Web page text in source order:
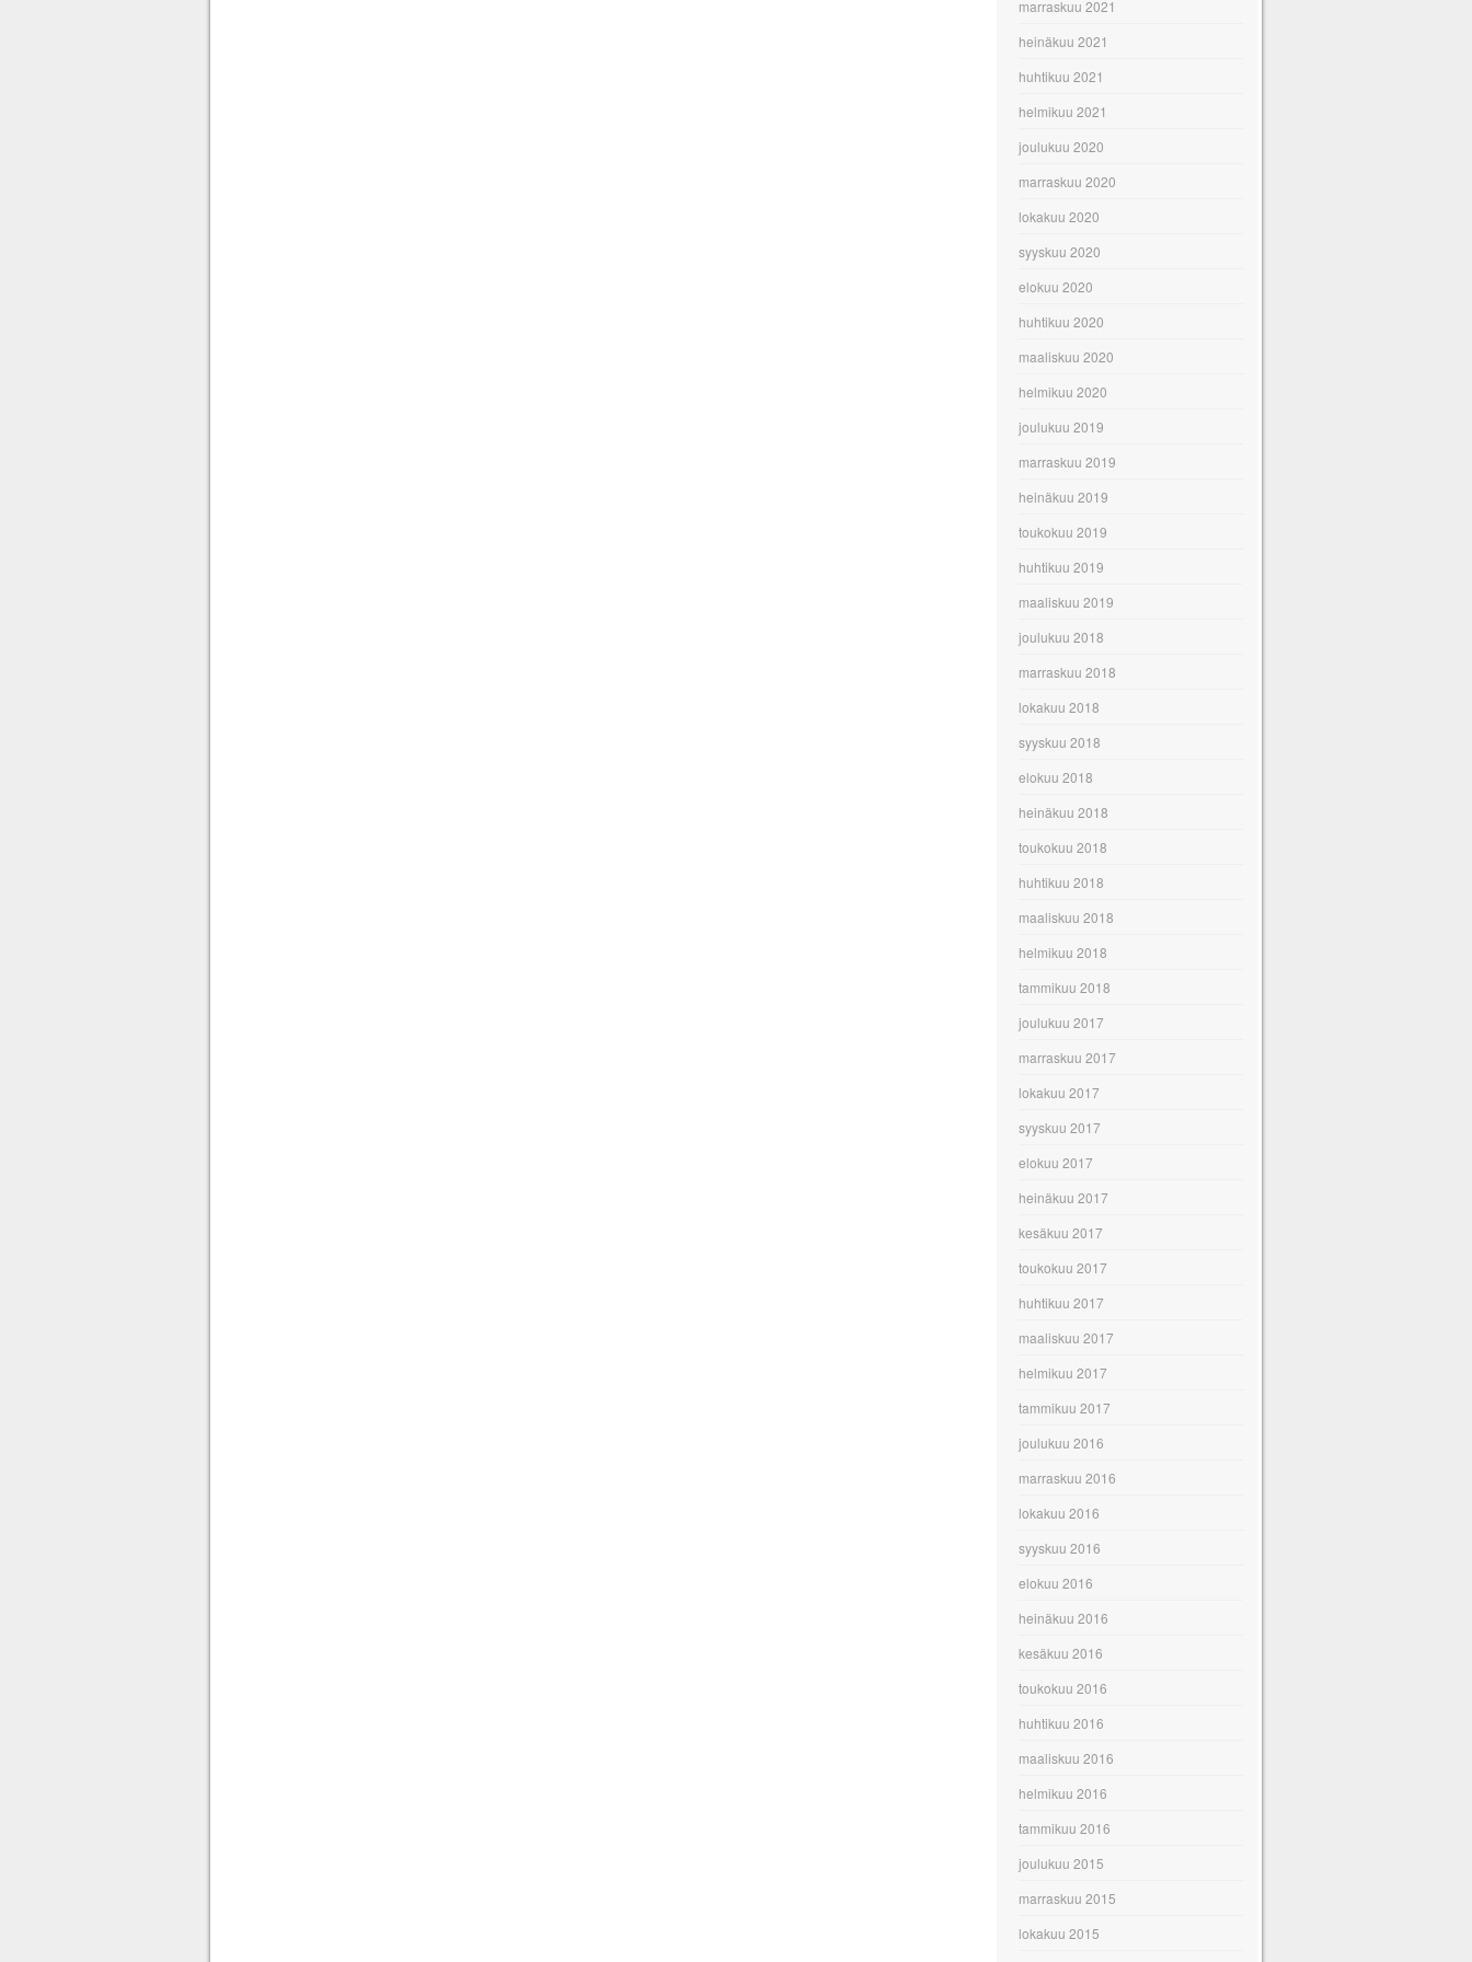
marraskuu 2021
heinäkuu 2021
huhtikuu 2021
helmikuu 2021
joulukuu 2020
marraskuu 2020
lokakuu 2020
syyskuu 2020
elokuu 2020
huhtikuu 2020
maaliskuu 2020
helmikuu 2020
joulukuu 2019
marraskuu 2019
heinäkuu 2019
toukokuu 2019
huhtikuu 2019
maaliskuu 2019
joulukuu 2018
marraskuu 2018
lokakuu 2018
syyskuu 2018
elokuu 2018
heinäkuu 2018
toukokuu 2018
huhtikuu 2018
maaliskuu 2018
helmikuu 2018
tammikuu 2018
joulukuu 2017
marraskuu 2017
lokakuu 2017
syyskuu 2017
elokuu 2017
heinäkuu 2017
kesäkuu 2017
toukokuu 2017
huhtikuu 2017
maaliskuu 2017
helmikuu 2017
tammikuu 2017
joulukuu 2016
marraskuu 2016
lokakuu 2016
syyskuu 2016
elokuu 2016
heinäkuu 2016
kesäkuu 2016
toukokuu 2016
huhtikuu 2016
maaliskuu 2016
helmikuu 2016
tammikuu 2016
joulukuu 2015
marraskuu 2015
lokakuu 2015